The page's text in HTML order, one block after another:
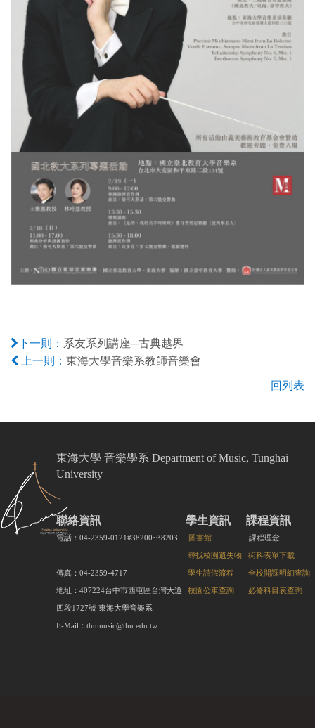
下一則： 系友系列講座─古典越界
上一則： 東海大學音樂系教師音樂會
回列表
東海大學 音樂學系 Department of Music, Tunghai
University
聯絡資訊
電話：04-2359-0121#38200~38203
傳真：04-2359-4717
地址：407224台中市西屯區台灣大道
四段1727號 東海大學音樂系
E-Mail：thumusic@thu.edu.tw
學生資訊
圖書館
尋找校園遺失物
學生請假流程
校園公車查詢
課程資訊
課程理念
術科表單下載
全校開課明細查詢
必修科目表查詢